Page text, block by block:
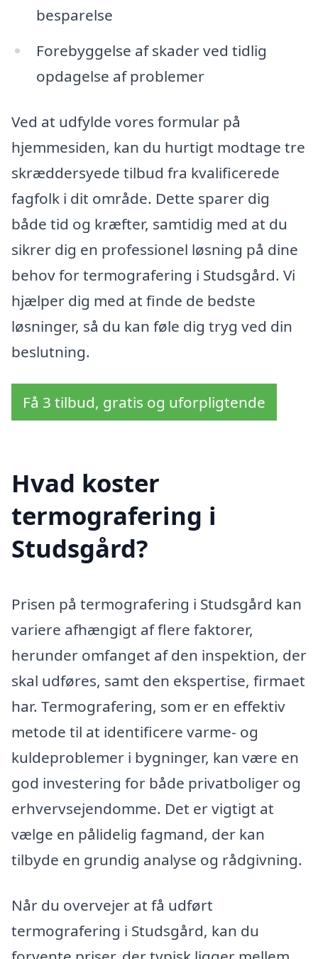
besparelse
Forebyggelse af skader ved tidlig
opdagelse af problemer
Ved at udfylde vores formular på
hjemmesiden, kan du hurtigt modtage tre
skræddersyede tilbud fra kvalificerede
fagfolk i dit område. Dette sparer dig
både tid og kræfter, samtidig med at du
sikrer dig en professionel løsning på dine
behov for termografering i Studsgård. Vi
hjælper dig med at finde de bedste
løsninger, så du kan føle dig tryg ved din
beslutning.
Få 3 tilbud, gratis og uforpligtende
Hvad koster
termografering i
Studsgård?
Prisen på termografering i Studsgård kan
variere afhængigt af flere faktorer,
herunder omfanget af den inspektion, der
skal udføres, samt den ekspertise, firmaet
har. Termografering, som er en effektiv
metode til at identificere varme- og
kuldeproblemer i bygninger, kan være en
god investering for både privatboliger og
erhvervsejendomme. Det er vigtigt at
vælge en pålidelig fagmand, der kan
tilbyde en grundig analyse og rådgivning.
Når du overvejer at få udført
termografering i Studsgård, kan du